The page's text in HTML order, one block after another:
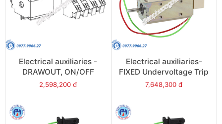
Electrical auxiliaries -
DRAWOUT, ON/OFF
indication contact(OF) -
2,598,200 đ
Electrical auxiliaries-
FIXED Undervoltage Trip
(MN) Time delay,
NW08/NW63 - Model
7,648,300 đ